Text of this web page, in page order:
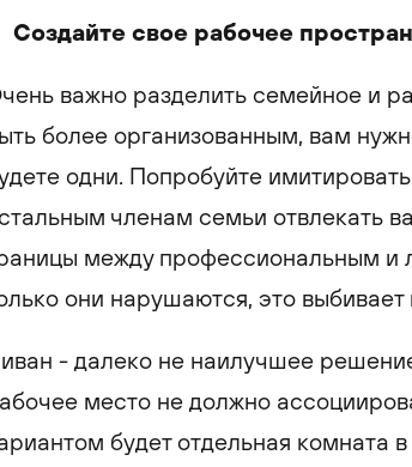
Создайте свое рабочее
важно разделить семейное и
более организованным, вам
одни. Попробуйте
членам семьи отвлекать
между профессиональным и
они нарушаются, это выбивает
- далеко не наилучшее
место не должно
будет отдельная комната